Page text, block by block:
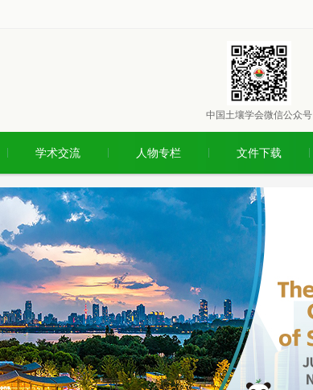
中国土壤学会微信公众号
学术交流 人物专栏 文件下载